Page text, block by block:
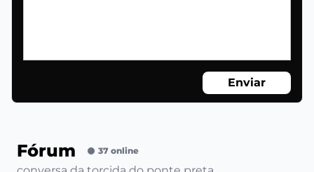
Enviar
Fórum 37 online